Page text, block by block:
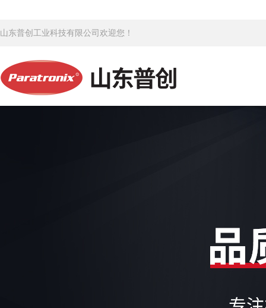
山东普创工业科技有限公司欢迎您！